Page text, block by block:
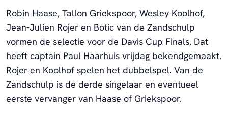
Robin Haase, Tallon Griekspoor, Wesley Koolhof,
Jean-Julien Rojer en Botic van de Zandschulp
vormen de selectie voor de Davis Cup Finals. Dat
heeft captain Paul Haarhuis vrijdag bekendgemaakt.
Rojer en Koolhof spelen het dubbelspel. Van de
Zandschulp is de derde singelaar en eventueel
eerste vervanger van Haase of Griekspoor.